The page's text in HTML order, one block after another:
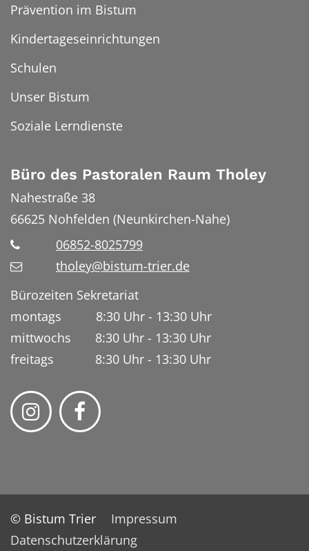
Prävention im Bistum
Kindertageseinrichtungen
Schulen
Unser Bistum
Soziale Lerndienste
Büro des Pastoralen Raum Tholey
Nahestraße 38
66625 Nohfelden (Neunkirchen-Nahe)
06852-8025799
tholey@bistum-trier.de
Bürozeiten Sekretariat
montags 8:30 Uhr - 13:30 Uhr
mittwochs 8:30 Uhr - 13:30 Uhr
freitags 8:30 Uhr - 13:30 Uhr
© Bistum Trier
Impressum
Datenschutzerklärung